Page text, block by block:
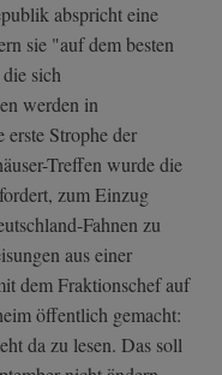
abspricht eine
sie "auf dem besten
sich
werden in
erste Strophe der
Treffen wurde die
zum Einzug
Fahnen zu
aus einer
dem Fraktionschef auf
öffentlich gemacht:
da zu lesen. Das soll